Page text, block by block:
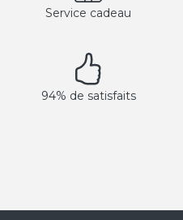
Service cadeau
94% de satisfaits